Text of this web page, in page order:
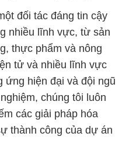
thương mại Sodium
Đài Loan Taiwan
CÔNG TY HÓA CHẤT